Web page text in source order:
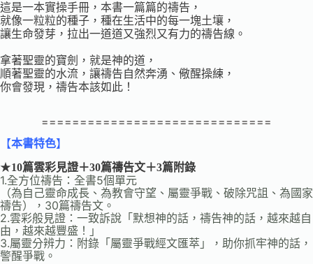
這是一本實操手冊，本書一篇篇的禱告，
就像一粒粒的種子，種在生活中的每一塊土壤，
讓生命發芽，拉出一道道又強烈又有力的禱告線。
拿著聖靈的寶劍，就是神的道，
順著聖靈的水流，讓禱告自然奔湧、儆醒操練，
你會發現，禱告本該如此！
==============================
【本書特色】
★10篇雲彩見證＋30篇禱告文＋3篇附錄
1.全方位禱告：全書5個單元
（為自己靈命成長、為教會守望、屬靈爭戰、破除咒詛、為國家
禱告），30篇禱告文。
2.雲彩般見證：一致訴說「默想神的話，禱告神的話，越來越自
由，越來越豐盛！」
3.屬靈分辨力：附錄「屬靈爭戰經文匯萃」，助你抓牢神的話，
警醒爭戰。